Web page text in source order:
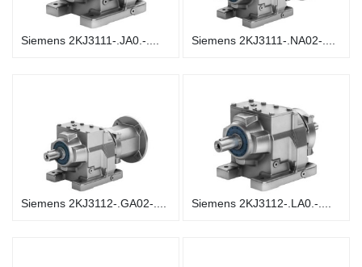
Siemens 2KJ3111-.JA0.-.... Siemens 2KJ3111-.NA02-....
Siemens 2KJ3112-.GA02-.... Siemens 2KJ3112-.LA0.-....